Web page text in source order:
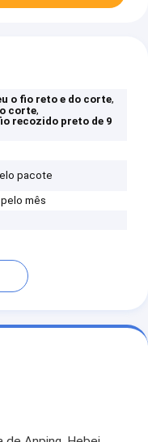
o fio reto e do corte,
corte,
recozido preto de 9
pacote
mês